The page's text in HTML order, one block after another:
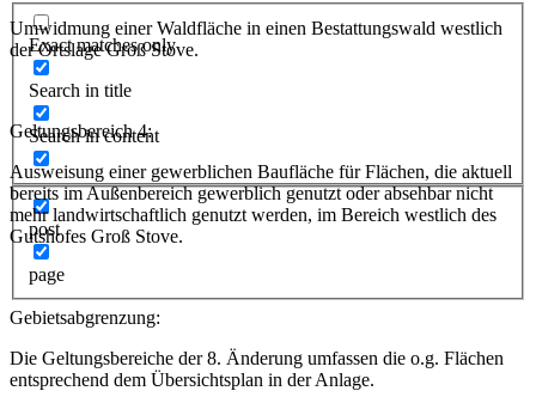
Exact matches only
Search in title
Search in content
post
page
Umwidmung einer Waldfläche in einen Bestattungswald westlich
der Ortslage Groß Stove.
Geltungsbereich 4:
Ausweisung einer gewerblichen Baufläche für Flächen, die aktuell
bereits im Außenbereich gewerblich genutzt oder absehbar nicht
mehr landwirtschaftlich genutzt werden, im Bereich westlich des
Gutshofes Groß Stove.
Gebietsabgrenzung:
Die Geltungsbereiche der 8. Änderung umfassen die o.g. Flächen
entsprechend dem Übersichtsplan in der Anlage.